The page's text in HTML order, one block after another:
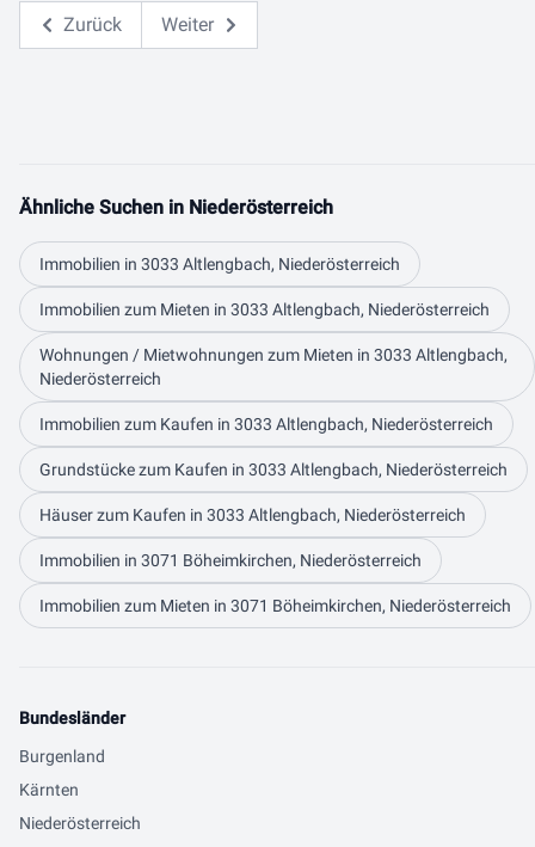
Zurück Weiter
Ähnliche Suchen in Niederösterreich
Immobilien in 3033 Altlengbach, Niederösterreich
Immobilien zum Mieten in 3033 Altlengbach, Niederösterreich
Wohnungen / Mietwohnungen zum Mieten in 3033 Altlengbach,
Niederösterreich
Immobilien zum Kaufen in 3033 Altlengbach, Niederösterreich
Grundstücke zum Kaufen in 3033 Altlengbach, Niederösterreich
Häuser zum Kaufen in 3033 Altlengbach, Niederösterreich
Immobilien in 3071 Böheimkirchen, Niederösterreich
Immobilien zum Mieten in 3071 Böheimkirchen, Niederösterreich
Bundesländer
Burgenland
Kärnten
Niederösterreich